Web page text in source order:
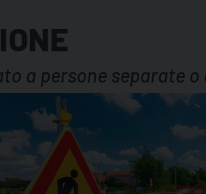
a persone separate o